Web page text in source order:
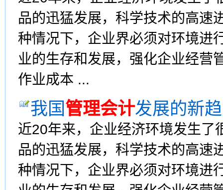
品的迅猛发展，科学技术的高速
种情况下，企业界必须对环境进
业的生存和发展，强化企业经营
作业成本 ...
我国管理会计发展的新
近20年来，企业经济环境发生了
品的迅猛发展，科学技术的高速
种情况下，企业界必须对环境进